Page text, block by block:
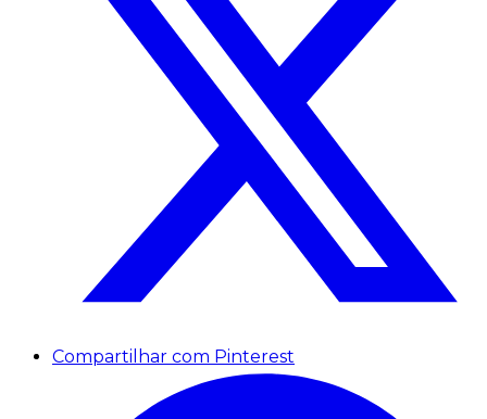
Compartilhar com Pinterest